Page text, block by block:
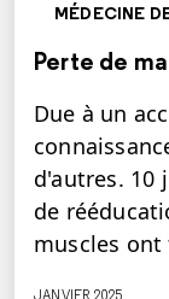
MÉDECINE
Perte de
Due à un
d'autres. 10
de
muscles
JANVIER 2025